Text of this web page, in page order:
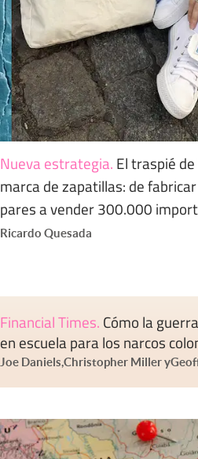
Nueva estrategia. El traspié
marca de zapatillas: de
pares a vender 300.000
Ricardo Quesada
Financial Times. Cómo la
en escuela para los narcos
Joe Daniels,Christopher Millery